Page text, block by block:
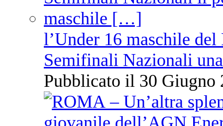
l’Under 16 maschile
Semifinali Nazionali
Pubblicato il 30 Giugno